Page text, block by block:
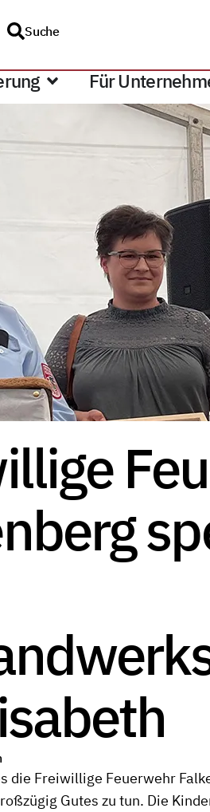
Suche
Für
die Freiwillige Feuerwehr
Gutes zu tun. Die